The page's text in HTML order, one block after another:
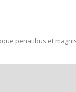
penatibus et